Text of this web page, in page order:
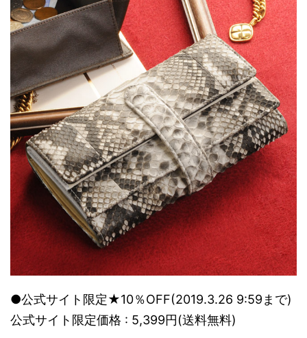
●公式サイト限定★10％OFF(2019.3.26 9:59まで)
公式サイト限定価格 : 5,399円(送料無料)